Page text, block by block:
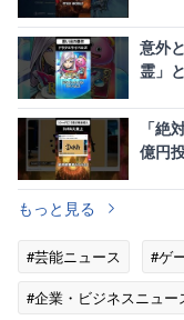
意外
霊」
「絶
億円
もっと見る
#芸能ニュース #ゲ
#企業・ビジネスニュー